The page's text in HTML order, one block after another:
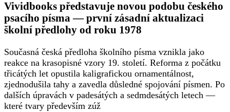
Vividbooks představuje novou podobu českého
psacího písma — první zásadní aktualizaci
školní předlohy od roku 1978
Současná česká předloha školního písma vznikla jako
reakce na krasopisné vzory 19. století. Reforma z počátku
třicátých let opustila kaligrafickou ornamentálnost,
zjednodušila tahy a zavedla důsledné spojování písmen. Po
dalších úpravách v padesátých a sedmdesátých letech —
které tvary především zúž